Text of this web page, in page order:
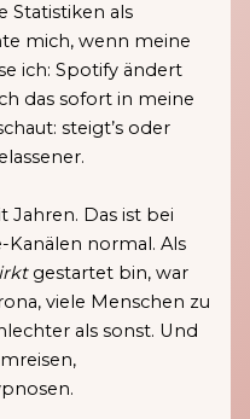
Statistiken als
mich, wenn meine
ich: Spotify ändert
das sofort in meine
steigt’s oder
Jahren. Das ist bei
Kanälen normal. Als
gestartet bin, war
viele Menschen zu
als sonst. Und